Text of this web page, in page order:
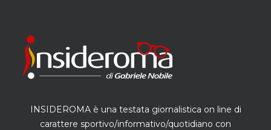
INSIDEROMA è una testata giornalistica on line di
carattere sportivo/informativo/quotidiano con